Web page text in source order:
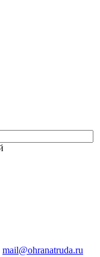
mail@ohranatruda.ru